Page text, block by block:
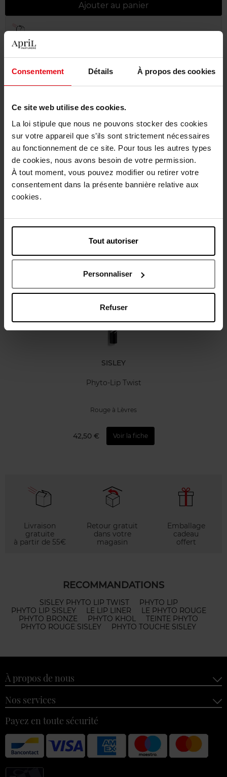
Consentement Détails À propos des cookies
Ce site web utilise des cookies.
La loi stipule que nous ne pouvons stocker des cookies
sur votre appareil que s’ils sont strictement nécessaires
au fonctionnement de ce site. Pour tous les autres types
de cookies, nous avons besoin de votre permission.
À tout moment, vous pouvez modifier ou retirer votre
consentement dans la présente bannière relative aux
cookies.
Tout autoriser
Personnaliser
Refuser
Ajouter au panier
Retour gratuit dans votre magasin
Emballage cadeau offert
Description
Conseil d'utilisation
Caractéristiques
SISLEY
Phyto-Lip Twist
Rouge à Lèvres
42,50 € Voir la fiche
Livraison
gratuite
à partir de 55€
Retour gratuit
dans votre
magasin
Emballage
cadeau
offert
RECOMMANDATIONS
SISLEY PHYTO LIP TWIST
PHYTO LIP
PHYTO LIP SISLEY
LE LIP LINER
LE PHYTO ROUGE
PHYTO BRONZE
PHYTO KHOL
TEINTE PHYTO
PHYTO ROUGE SISLEY
PHYTO TOUCHE SISLEY
À propos de nous
Nos services
Payez en toute sécurité